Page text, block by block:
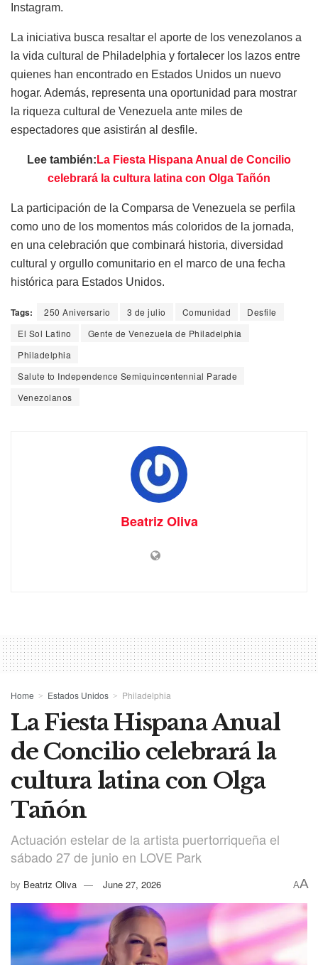
Instagram.
La iniciativa busca resaltar el aporte de los venezolanos a
la vida cultural de Philadelphia y fortalecer los lazos entre
quienes han encontrado en Estados Unidos un nuevo
hogar. Además, representa una oportunidad para mostrar
la riqueza cultural de Venezuela ante miles de
espectadores que asistirán al desfile.
Lee también: La Fiesta Hispana Anual de Concilio
celebrará la cultura latina con Olga Tañón
La participación de la Comparsa de Venezuela se perfila
como uno de los momentos más coloridos de la jornada,
en una celebración que combinará historia, diversidad
cultural y orgullo comunitario en el marco de una fecha
histórica para Estados Unidos.
Tags: 250 Aniversario 3 de julio Comunidad
Desfile
El Sol Latino
Gente de Venezuela de Philadelphia
Philadelphia
Salute to Independence Semiquincentennial Parade
Venezolanos
Beatriz Oliva
Home Estados Unidos Philadelphia
La Fiesta Hispana Anual
de Concilio celebrará la
cultura latina con Olga
Tañón
Actuación estelar de la artista puertorriqueña el
sábado 27 de junio en LOVE Park
by Beatriz Oliva June 27, 2026 AA